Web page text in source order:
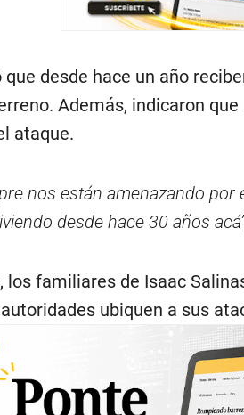
desde hace un año
Además, indicaron que
ataque.
nos están amenazando
desde hace 30 años
los familiares de Isaac
ubiquen a sus